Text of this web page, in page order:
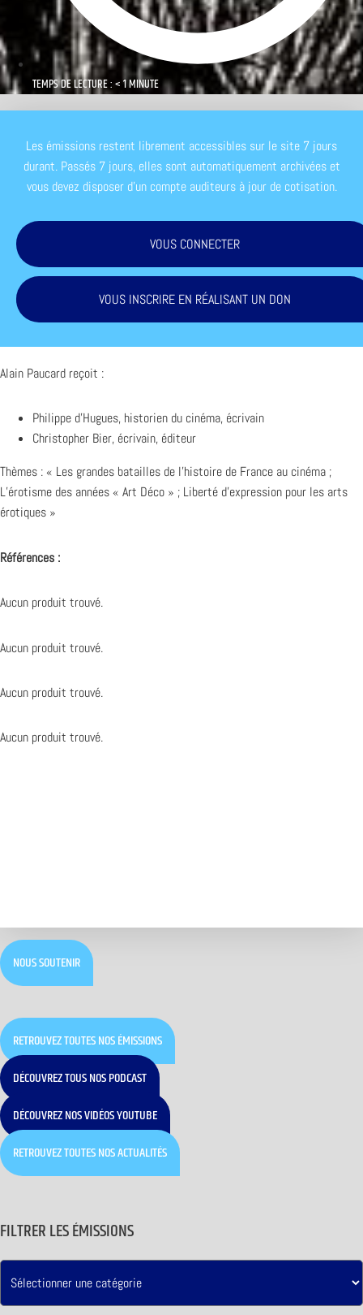
TEMPS DE LECTURE : < 1 MINUTE
Les émissions restent librement accessibles sur le site 7 jours
durant. Passés 7 jours, elles sont automatiquement archivées et
vous devez disposer d'un compte auditeurs à jour de cotisation.
VOUS CONNECTER
VOUS INSCRIRE EN RÉALISANT UN DON
Alain Paucard reçoit :
Philippe d’Hugues, historien du cinéma, écrivain
Christopher Bier, écrivain, éditeur
Thèmes : « Les grandes batailles de l’histoire de France au cinéma ;
L’érotisme des années « Art Déco » ; Liberté d’expression pour les arts
érotiques »
Références :
Aucun produit trouvé.
Aucun produit trouvé.
Aucun produit trouvé.
Aucun produit trouvé.
NOUS SOUTENIR
RETROUVEZ TOUTES NOS ÉMISSIONS
DÉCOUVREZ TOUS NOS PODCAST
DÉCOUVREZ NOS VIDÉOS YOUTUBE
RETROUVEZ TOUTES NOS ACTUALITÉS
FILTRER LES ÉMISSIONS